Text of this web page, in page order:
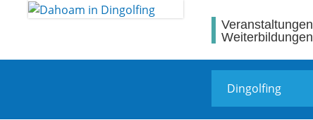
Veranstaltungen
Weiterbildungen